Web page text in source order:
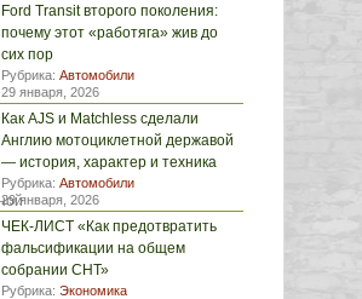
Ford Transit второго поколения:
почему этот «работяга» жив до
сих пор
Рубрика: Автомобили
29 января, 2026
Как AJS и Matchless сделали
Англию мотоциклетной державой
— история, характер и техника
Рубрика: Автомобили
29 января, 2026
ЧЕК-ЛИСТ «Как предотвратить
фальсификации на общем
собрании СНТ»
Рубрика: Экономика